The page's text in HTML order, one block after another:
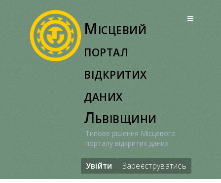
Місцевий
портал
відкритих
даних
Львівщини
Типове рішення Місцевого
порталу відкритих даних
Увійти Зареєструватись